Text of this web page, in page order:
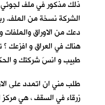
ذلك مذكور في ملف
الشركة نسخة من الملف.
دعك من الاوراق
هناك في العراق و افزعك
طبيب و انسَ شركتك و
طلب مني ان اتمدد على
زرقاء في السقف ، هي مركز